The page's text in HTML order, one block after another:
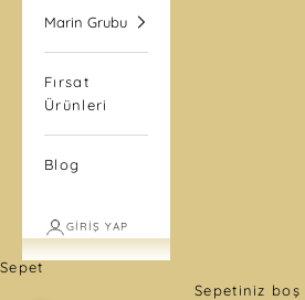
Marin Grubu
Fırsat
Ürünleri
Blog
GIRIŞ YAP
Sepet
Sepetiniz boş